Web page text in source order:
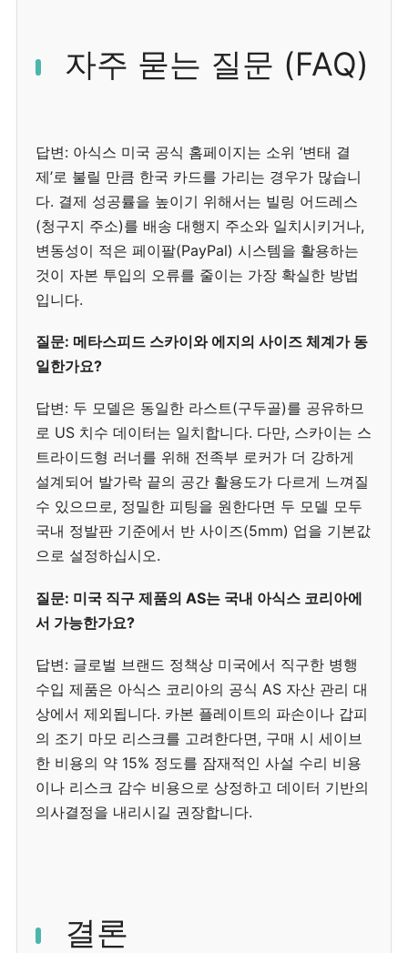
자주 묻는 질문 (FAQ)
답변: 아식스 미국 공식 홈페이지는 소위 ‘변태 결
제’로 불릴 만큼 한국 카드를 가리는 경우가 많습니
다. 결제 성공률을 높이기 위해서는 빌링 어드레스
(청구지 주소)를 배송 대행지 주소와 일치시키거나,
변동성이 적은 페이팔(PayPal) 시스템을 활용하는
것이 자본 투입의 오류를 줄이는 가장 확실한 방법
입니다.
질문: 메타스피드 스카이와 에지의 사이즈 체계가 동
일한가요?
답변: 두 모델은 동일한 라스트(구두골)를 공유하므
로 US 치수 데이터는 일치합니다. 다만, 스카이는 스
트라이드형 러너를 위해 전족부 로커가 더 강하게
설계되어 발가락 끝의 공간 활용도가 다르게 느껴질
수 있으므로, 정밀한 피팅을 원한다면 두 모델 모두
국내 정발판 기준에서 반 사이즈(5mm) 업을 기본값
으로 설정하십시오.
질문: 미국 직구 제품의 AS는 국내 아식스 코리아에
서 가능한가요?
답변: 글로벌 브랜드 정책상 미국에서 직구한 병행
수입 제품은 아식스 코리아의 공식 AS 자산 관리 대
상에서 제외됩니다. 카본 플레이트의 파손이나 갑피
의 조기 마모 리스크를 고려한다면, 구매 시 세이브
한 비용의 약 15% 정도를 잠재적인 사설 수리 비용
이나 리스크 감수 비용으로 상정하고 데이터 기반의
의사결정을 내리시길 권장합니다.
결론